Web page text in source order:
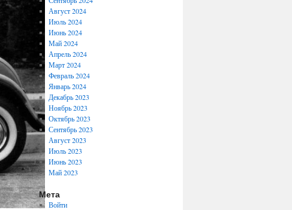
Август 2024
Июль 2024
Июнь 2024
Май 2024
Апрель 2024
Март 2024
Февраль 2024
Январь 2024
Декабрь 2023
Ноябрь 2023
Октябрь 2023
Сентябрь 2023
Август 2023
Июль 2023
Июнь 2023
Май 2023
Мета
Войти